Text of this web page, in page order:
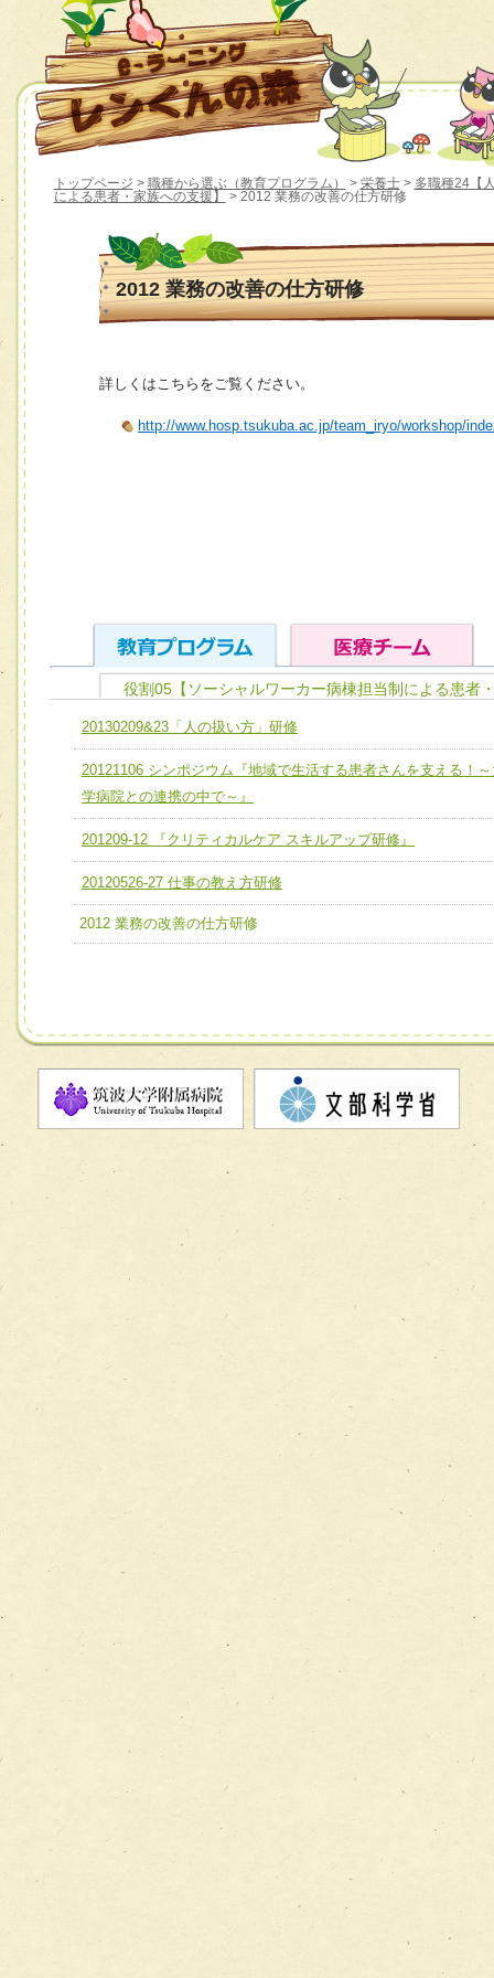
トップページ > 職種から選ぶ（教育プログラム） > 栄養士> 多職種24【
による患者・家族への支援】
> 2012 業務の改善の仕方研修
2012 業務の改善の仕方研修
詳しくはこちらをご覧ください。
http://www.hosp.tsukuba.ac.jp/team_iryo/workshop/
ユニット１ 医療人としての基礎能力
全人的医療を実践する医療人として、必要な基礎能力を身
ける
必要に応じて柔軟に医療チームを組織し、強調できる
ユニット３ 多職種連携力
他職種の視点とスキルを学び、相互理解と連携を深める
チーム01【病院内横断的問題解決チーム】
チーム02【地域医療連携推進による高度医療を必要とする
宅患者等支援チーム】
チーム05【せん妄対策チーム】
チーム08【地域関係機関と連携した小児リハビリテーショ
チーム09【術前から始める周術期リハビリテーションチー
チーム10【包括的リハビリテーションコンサルテーション
役割05【ソーシャルワーカー病棟担当制による患者
20130209&23「人の扱い方」研修
20121106 シンポジウム『地域で生活する患者さんを支える！
学病院との連携の中で～』
201209-12 『クリティカルケア スキルアップ研修』
20120526-27 仕事の教え方研修
2012 業務の改善の仕方研修